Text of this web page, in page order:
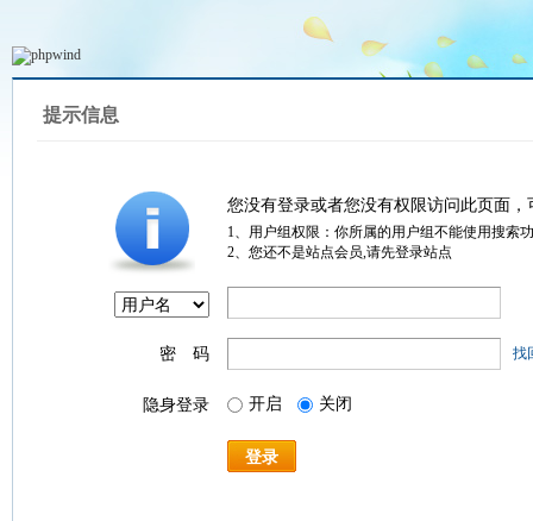
提示信息
您没有登录或者您没有权限访问此页面
1、用户组权限：你所属的用户组不能使用搜索
2、您还不是站点会员,请先登录站点
密 码 找
隐身登录 开启 关闭
登录